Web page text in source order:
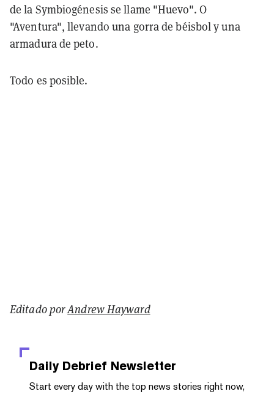
de la Symbiogénesis se llame "Huevo". O
"Aventura", llevando una gorra de béisbol y una
armadura de peto.
Todo es posible.
Editado porAndrew Hayward
Daily Debrief Newsletter
Start every day with the top news stories right now,